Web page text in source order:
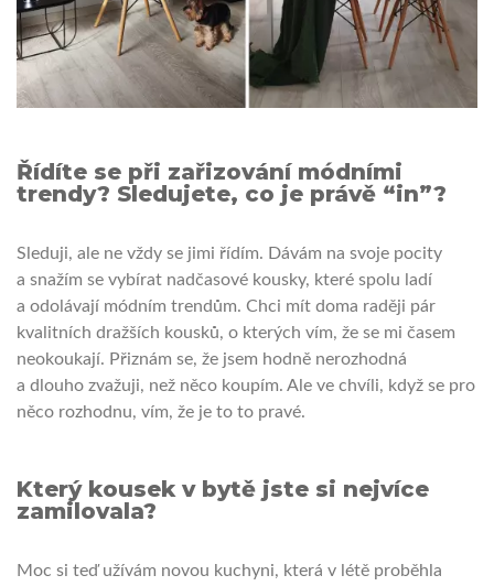
Řídíte se při zařizování módními
trendy? Sledujete, co je právě “in”?
Sleduji, ale ne vždy se jimi řídím. Dávám na svoje pocity
a snažím se vybírat nadčasové kousky, které spolu ladí
a odolávají módním trendům. Chci mít doma raději pár
kvalitních dražších kousků, o kterých vím, že se mi časem
neokoukají. Přiznám se, že jsem hodně nerozhodná
a dlouho zvažuji, než něco koupím. Ale ve chvíli, když se pro
něco rozhodnu, vím, že je to to pravé.
Který kousek v bytě jste si nejvíce
zamilovala?
Moc si teď užívám novou kuchyni, která v létě proběhla